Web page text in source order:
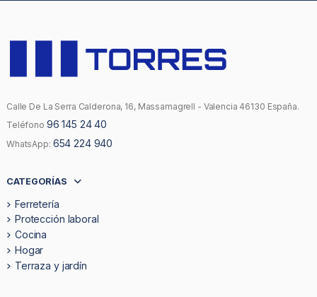
Calle De La Serra Calderona, 16, Massamagrell - Valencia 46130 España.
Teléfono 96 145 24 40
WhatsApp: 654 224 940
CATEGORÍAS
Ferretería
Protección laboral
Cocina
Hogar
Terraza y jardín